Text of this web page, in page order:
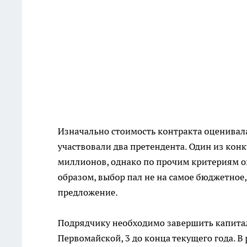
Изначально стоимость контракта
участвовали два претендента. Один из
миллионов, однако по прочим критериям
образом, выбор пал не на самое
предложение.
Подрядчику необходимо завершить
Первомайской, 3 до конца текущего года.